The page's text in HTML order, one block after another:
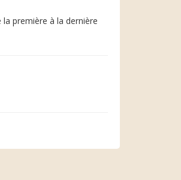
première à la dernière